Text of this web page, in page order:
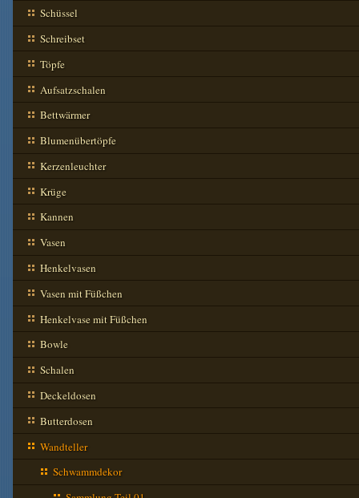
Schüssel
Schreibset
Töpfe
Aufsatzschalen
Bettwärmer
Blumenübertöpfe
Kerzenleuchter
Krüge
Kannen
Vasen
Henkelvasen
Vasen mit Füßchen
Henkelvase mit Füßchen
Bowle
Schalen
Deckeldosen
Butterdosen
Wandteller
Schwammdekor